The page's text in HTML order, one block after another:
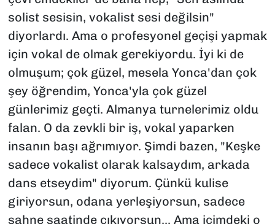
solist sesisin, vokalist sesi değilsin"
diyorlardı. Ama o profesyonel geçişi yapmak
için vokal de olmak gerekiyordu. İyi ki de
olmuşum; çok güzel, mesela Yonca'dan çok
şey öğrendim, Yonca'yla çok güzel
günlerimiz geçti. Almanya turnelerimiz oldu
falan. O da zevkli bir iş, vokal yaparken
insanın başı ağrımıyor. Şimdi bazen, "Keşke
sadece vokalist olarak kalsaydım, arkada
dans etseydim" diyorum. Çünkü kulise
giriyorsun, odana yerleşiyorsun, sadece
sahne saatinde çıkıyorsun... Ama içimdeki o